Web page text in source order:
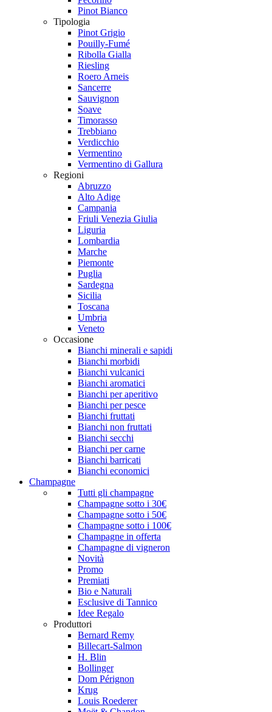
Pinot Bianco
Tipologia
Pinot Grigio
Pouilly-Fumé
Ribolla Gialla
Riesling
Roero Arneis
Sancerre
Sauvignon
Soave
Timorasso
Trebbiano
Verdicchio
Vermentino
Vermentino di Gallura
Regioni
Abruzzo
Alto Adige
Campania
Friuli Venezia Giulia
Liguria
Lombardia
Marche
Piemonte
Puglia
Sardegna
Sicilia
Toscana
Umbria
Veneto
Occasione
Bianchi minerali e sapidi
Bianchi morbidi
Bianchi vulcanici
Bianchi aromatici
Bianchi per aperitivo
Bianchi per pesce
Bianchi fruttati
Bianchi non fruttati
Bianchi secchi
Bianchi per carne
Bianchi barricati
Bianchi economici
Champagne
Tutti gli champagne
Champagne sotto i 30€
Champagne sotto i 50€
Champagne sotto i 100€
Champagne in offerta
Champagne di vigneron
Novità
Promo
Premiati
Bio e Naturali
Esclusive di Tannico
Idee Regalo
Produttori
Bernard Remy
Billecart-Salmon
H. Blin
Bollinger
Dom Pérignon
Krug
Louis Roederer